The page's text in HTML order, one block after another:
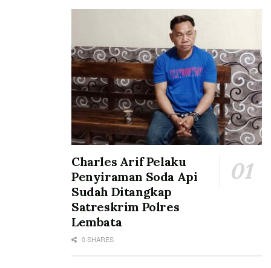
Charles Arif Pelaku
Penyiraman Soda Api
Sudah Ditangkap
Satreskrim Polres
Lembata
0 SHARES